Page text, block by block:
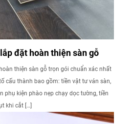
đặt hoàn thiện sàn gỗ
thiện sàn gỗ trọn gói chuẩn xác nhất
cấu thành bao gồm: tiền vật tư ván sàn,
phụ kiện phào nẹp chạy dọc tường, tiền
khi cắt […]